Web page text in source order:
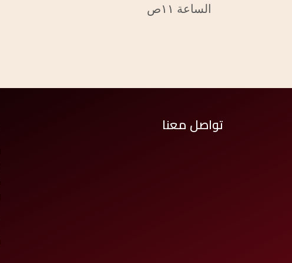
الساعة ١١ص
تواصل معنا